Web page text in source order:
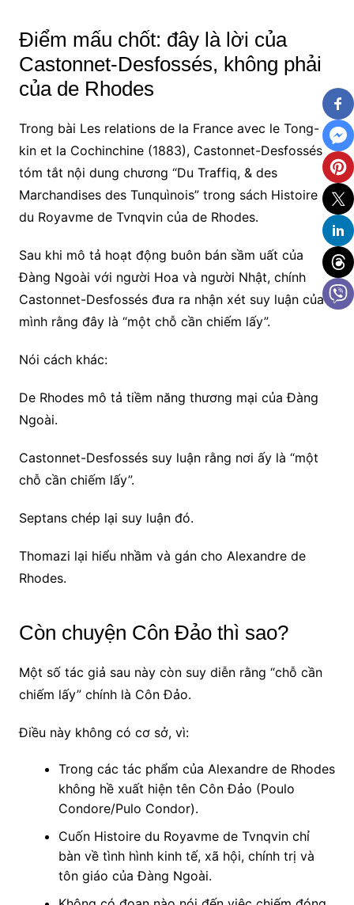
Điểm mấu chốt: đây là lời của
Castonnet-Desfossés, không phải
của de Rhodes
Trong bài Les relations de la France avec le Tong-
kin et la Cochinchine (1883), Castonnet-Desfossés
tóm tắt nội dung chương “Du Traffiq, & des
Marchandises des Tunquìnois” trong sách Histoire
du Royavme de Tvnqvin của de Rhodes.
Sau khi mô tả hoạt động buôn bán sầm uất của
Đàng Ngoài với người Hoa và người Nhật, chính
Castonnet-Desfossés đưa ra nhận xét suy luận của
mình rằng đây là “một chỗ cần chiếm lấy”.
Nói cách khác:
De Rhodes mô tả tiềm năng thương mại của Đàng
Ngoài.
Castonnet-Desfossés suy luận rằng nơi ấy là “một
chỗ cần chiếm lấy”.
Septans chép lại suy luận đó.
Thomazi lại hiểu nhầm và gán cho Alexandre de
Rhodes.
Còn chuyện Côn Đảo thì sao?
Một số tác giả sau này còn suy diễn rằng “chỗ cần
chiếm lấy” chính là Côn Đảo.
Điều này không có cơ sở, vì:
Trong các tác phẩm của Alexandre de Rhodes
không hề xuất hiện tên Côn Đảo (Poulo
Condore/Pulo Condor).
Cuốn Histoire du Royavme de Tvnqvin chỉ
bàn về tình hình kinh tế, xã hội, chính trị và
tôn giáo của Đàng Ngoài.